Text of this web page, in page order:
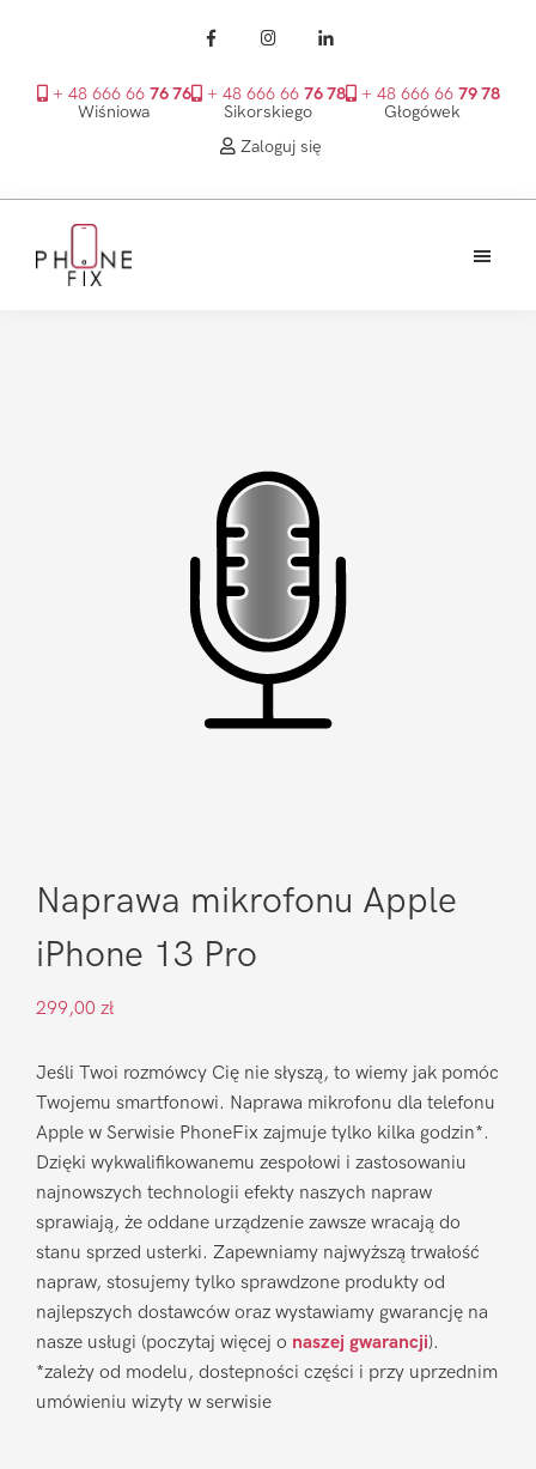
+ 48 666 66 76 76
Wiśniowa
+ 48 666 66 76 78
Sikorskiego
+ 48 666 66 79 78
Głogówek
Zaloguj się
głównego
Naprawa mikrofonu Apple
iPhone 13 Pro
299,00 zł
Jeśli Twoi rozmówcy Cię nie słyszą, to wiemy jak pomóc
Twojemu smartfonowi. Naprawa mikrofonu dla telefonu
Apple w Serwisie PhoneFix zajmuje tylko kilka godzin*.
Dzięki wykwalifikowanemu zespołowi i zastosowaniu
najnowszych technologii efekty naszych napraw
sprawiają, że oddane urządzenie zawsze wracają do
stanu sprzed usterki. Zapewniamy najwyższą trwałość
napraw, stosujemy tylko sprawdzone produkty od
najlepszych dostawców oraz wystawiamy gwarancję na
nasze usługi (poczytaj więcej o naszej gwarancji).
*zależy od modelu, dostepności części i przy uprzednim
umówieniu wizyty w serwisie